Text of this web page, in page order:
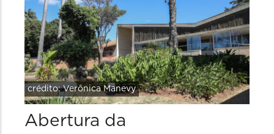
crédito: Verônica Manevy
Abertura da